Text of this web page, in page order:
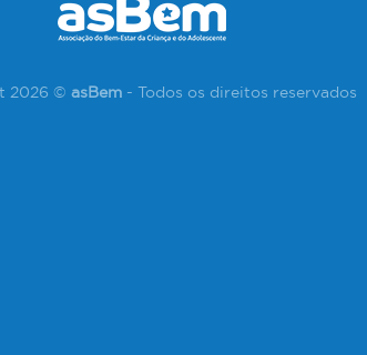
2026 © asBem- Todos os direitos reservados